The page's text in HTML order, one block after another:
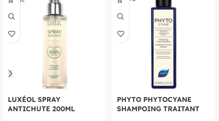
LUXÉOL SPRAY
ANTICHUTE 200ML
PHYTO PHYTOCYANE
SHAMPOING TRAITANT